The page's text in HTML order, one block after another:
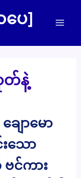
ပေ]
တ်နဲ့
ောမော
သော
င်ကား